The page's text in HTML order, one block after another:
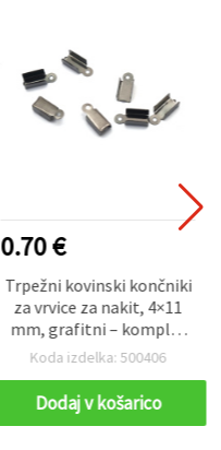
0.70 €
Trpežni kovinski končniki
za vrvice za nakit, 4×11
mm, grafitni – komplet
50 kosov
Koda izdelka: 500406
Dodaj v košarico